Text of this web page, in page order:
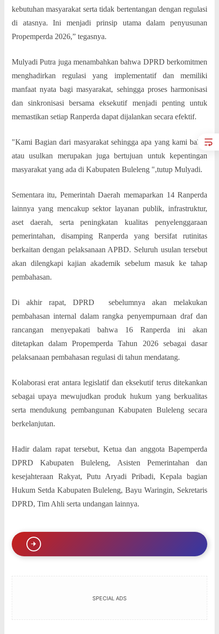
kebutuhan masyarakat serta tidak bertentangan dengan regulasi
di atasnya. Ini menjadi prinsip utama dalam penyusunan
Propemperda 2026,” tegasnya.
Mulyadi Putra juga menambahkan bahwa DPRD berkomitmen
menghadirkan regulasi yang implementatif dan memiliki
manfaat nyata bagi masyarakat, sehingga proses harmonisasi
dan sinkronisasi bersama eksekutif menjadi penting untuk
memastikan setiap Ranperda dapat dijalankan secara efektif.
"Kami Bagian dari masyarakat sehingga apa yang kami bahas
atau usulkan merupakan juga bertujuan untuk kepentingan
masyarakat yang ada di Kabupaten Buleleng ",tutup Mulyadi.
Sementara itu, Pemerintah Daerah memaparkan 14 Ranperda
lainnya yang mencakup sektor layanan publik, infrastruktur,
aset daerah, serta peningkatan kualitas penyelenggaraan
pemerintahan, disamping Ranperda yang bersifat rutinitas
berkaitan dengan pelaksanaan APBD. Seluruh usulan tersebut
akan dilengkapi kajian akademik sebelum masuk ke tahap
pembahasan.
Di akhir rapat, DPRD
sebelumnya akan melakukan
pembahasan internal dalam rangka penyempurnaan draf dan
rancangan menyepakati bahwa 16 Ranperda ini akan
ditetapkan dalam Propemperda Tahun 2026 sebagai dasar
pelaksanaan pembahasan regulasi di tahun mendatang.
Kolaborasi erat antara legislatif dan eksekutif terus ditekankan
sebagai upaya mewujudkan produk hukum yang berkualitas
serta mendukung pembangunan Kabupaten Buleleng secara
berkelanjutan.
Hadir dalam rapat tersebut, Ketua dan anggota Bapemperda
DPRD Kabupaten Buleleng, Asisten Pemerintahan dan
kesejahteraan Rakyat, Putu Aryadi Pribadi, Kepala bagian
Hukum Setda Kabupaten Buleleng, Bayu Waringin, Sekretaris
DPRD, Tim Ahli serta undangan lainnya.
SPECIAL ADS